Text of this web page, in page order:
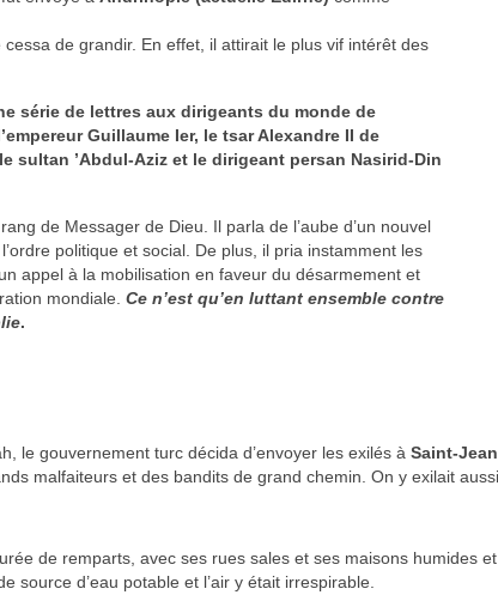
de grandir. En effet, il attirait le plus vif intérêt des
série de lettres aux dirigeants du monde de
Guillaume Ier, le tsar Alexandre II de
sultan ’Abdul-Aziz et le dirigeant persan Nasirid-Din
de Messager de Dieu. Il parla de l’aube d’un nouvel
politique et social. De plus, il pria instamment les
appel à la mobilisation en faveur du désarmement et
mondiale.Ce n’est qu’en luttant ensemble contre
.
le gouvernement turc décida d’envoyer les exilés à Saint-
malfaiteurs et des bandits de grand chemin. On y exilait
de remparts, avec ses rues sales et ses maisons humides et
source d’eau potable et l’air y était irrespirable.